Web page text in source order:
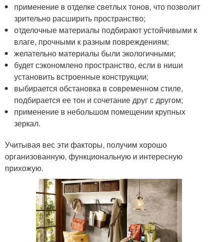
применение в отделке светлых тонов, что позволит
зрительно расширить пространство;
отделочные материалы подбирают устойчивыми к
влаге, прочными к разным повреждениям;
желательно материалы были экологичными;
будет сэкономлено пространство, если в ниши
установить встроенные конструкции;
выбирается обстановка в современном стиле,
подбирается ее тон и сочетание друг с другом;
применение в небольшом помещении крупных
зеркал.
Учитывая вес эти факторы, получим хорошо
организованную, функциональную и интересную
прихожую.